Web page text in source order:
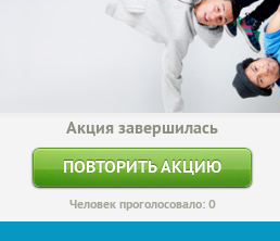
Акция завершилась
ПОВТОРИТЬ АКЦИЮ
Человек проголосовало: 0